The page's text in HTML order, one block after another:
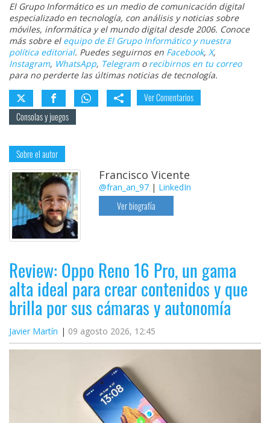
El Grupo Informático es un medio de comunicación digital
especializado en tecnología, con análisis y noticias sobre
móviles, informática y el mundo digital desde 2006. Conoce
más sobre el equipo de El Grupo Informático y nuestra
política editorial. Puedes seguirnos en Facebook, X,
Instagram, WhatsApp, Telegramo recibirnos en tu correo
para no perderte las últimas noticias de tecnología.
Ver Comentarios
Consolas y juegos
Sobre el autor
Francisco Vicente
@fran_an_97 | LinkedIn
Ver biografía
Review: Oppo Reno 16 Pro, un gama
alta ideal para crear contenidos y que
brilla por sus cámaras y autonomía
Javier Martín 09 agosto 2026, 12:45